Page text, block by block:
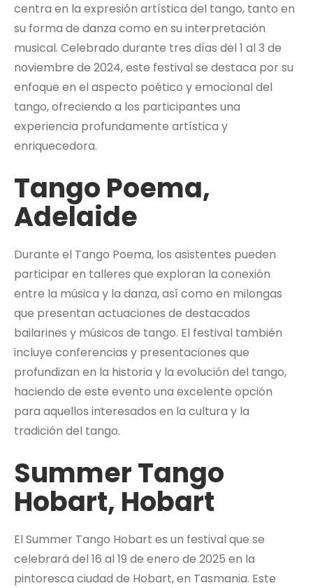
centra en la expresión artística del tango, tanto en
su forma de danza como en su interpretación
musical. Celebrado durante tres días del 1 al 3 de
noviembre de 2024, este festival se destaca por su
enfoque en el aspecto poético y emocional del
tango, ofreciendo a los participantes una
experiencia profundamente artística y
enriquecedora.
Tango Poema,
Adelaide
Durante el Tango Poema, los asistentes pueden
participar en talleres que exploran la conexión
entre la música y la danza, así como en milongas
que presentan actuaciones de destacados
bailarines y músicos de tango. El festival también
incluye conferencias y presentaciones que
profundizan en la historia y la evolución del tango,
haciendo de este evento una excelente opción
para aquellos interesados en la cultura y la
tradición del tango.
Summer Tango
Hobart, Hobart
El Summer Tango Hobart es un festival que se
celebrará del 16 al 19 de enero de 2025 en la
pintoresca ciudad de Hobart, en Tasmania. Este